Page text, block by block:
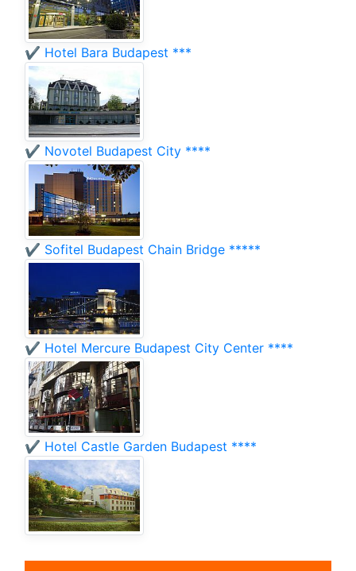
✔️ Hotel Bara Budapest ***
✔️ Novotel Budapest City ****
✔️ Sofitel Budapest Chain Bridge *****
✔️ Hotel Mercure Budapest City Center ****
✔️ Hotel Castle Garden Budapest ****